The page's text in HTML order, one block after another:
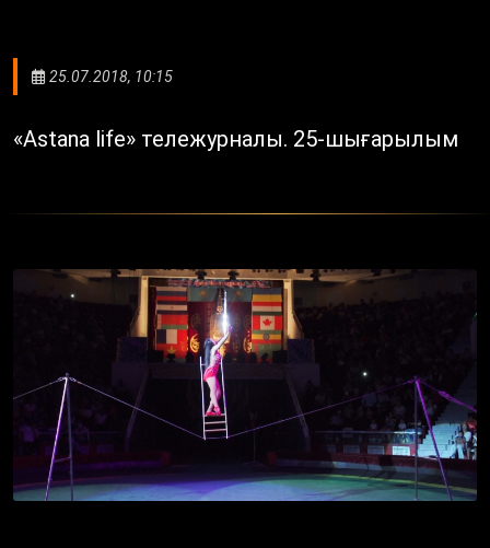
25.07.2018, 10:15
«Astana life» тележурналы. 25-шығарылым